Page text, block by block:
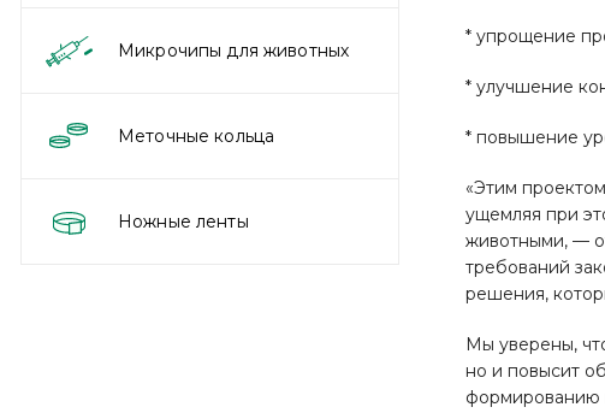
Микрочипы для животных
Меточные кольца
Ножные ленты
* упрощение
* улучшение
* повышение
«Этим
ущемляя при
животными, —
требований
решения,
Мы уверены,
но и повысит
формированию